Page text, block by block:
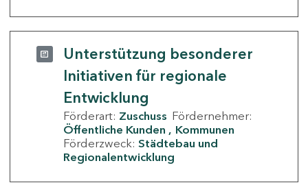
Unterstützung besonderer
Initiativen für regionale
Entwicklung
Förderart: Zuschuss Fördernehmer:
Öffentliche Kunden
Kommunen
Förderzweck: Städtebau und
Regionalentwicklung